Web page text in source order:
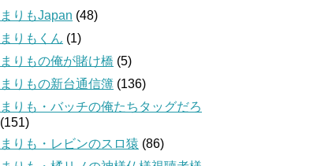
まりもJapan (48)
まりもくん (1)
まりもの俺が賭け橋 (5)
まりもの新台通信簿 (136)
まりも・バッチの俺たちタッグだろ
(151)
まりも・レビンのスロ猿 (86)